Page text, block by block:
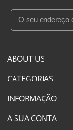
ABOUT US
CATEGORIAS
INFORMAÇÃO
A SUA CONTA